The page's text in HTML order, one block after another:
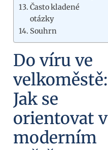
Často kladené
otázky
Souhrn
Do víru ve
velkoměstě:
Jak se
orientovat v
moderním